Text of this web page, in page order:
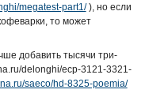
megatest-part1/), но если
то может
добавить тысячи три-
delonghi/ecp-3121-3321-
saeco/hd-8325-poemia/